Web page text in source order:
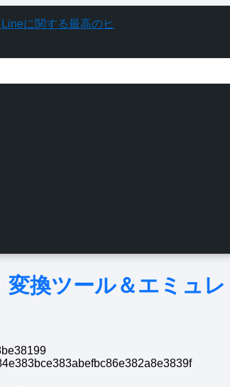
換ツール＆エミュレ